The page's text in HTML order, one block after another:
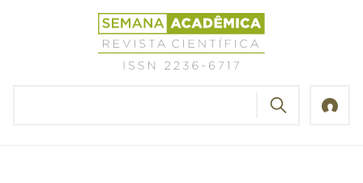
Revista
Científica
Semana